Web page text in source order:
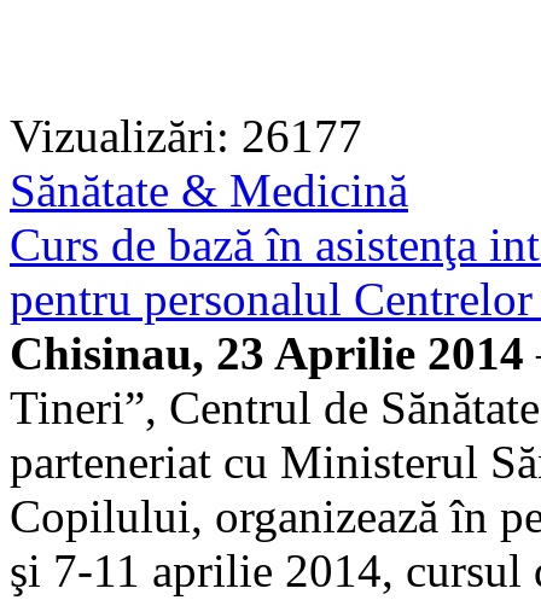
Vizualizări: 26177
Sănătate & Medicină
Curs de bază în asistenţa
pentru personalul
Chisinau, 23 Aprilie 2014
Tineri”, Centrul de
parteneriat cu Ministerul
Copilului, organizează în
şi 7-11 aprilie 2014, cursul